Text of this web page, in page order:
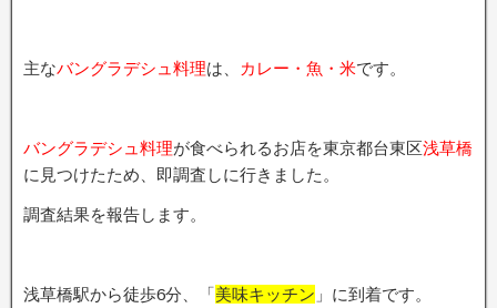
主なバングラデシュ料理は、 カレー・魚・米です。
バングラデシュ料理が食べられるお店を東京都台東区浅草橋
に見つけたため、即調査しに行きました。
調査結果を報告します。
浅草橋駅から徒歩6分、「美味キッチン 」に到着です。